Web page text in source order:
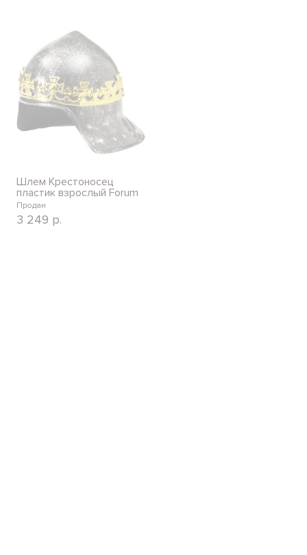
Шлем Крестоносец
пластик взрослый Forum
Продан
3 249 р.